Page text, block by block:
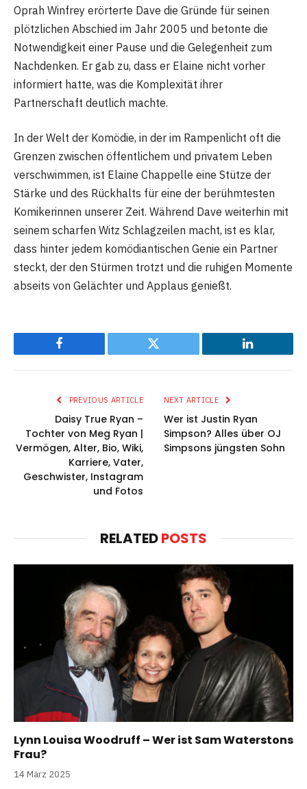
Oprah Winfrey erörterte Dave die Gründe für seinen
plötzlichen Abschied im Jahr 2005 und betonte die
Notwendigkeit einer Pause und die Gelegenheit zum
Nachdenken. Er gab zu, dass er Elaine nicht vorher
informiert hatte, was die Komplexität ihrer
Partnerschaft deutlich machte.
In der Welt der Komödie, in der im Rampenlicht oft die
Grenzen zwischen öffentlichem und privatem Leben
verschwimmen, ist Elaine Chappelle eine Stütze der
Stärke und des Rückhalts für eine der berühmtesten
Komikerinnen unserer Zeit. Während Dave weiterhin mit
seinem scharfen Witz Schlagzeilen macht, ist es klar,
dass hinter jedem komödiantischen Genie ein Partner
steckt, der den Stürmen trotzt und die ruhigen Momente
abseits von Gelächter und Applaus genießt.
Facebook Twitter LinkedIn
PREVIOUS ARTICLE
Daisy True Ryan –
Tochter von Meg Ryan |
Vermögen, Alter, Bio, Wiki,
Karriere, Vater,
Geschwister, Instagram
und Fotos
NEXT ARTICLE
Wer ist Justin Ryan
Simpson? Alles über OJ
Simpsons jüngsten Sohn
RELATEDPOSTS
Lynn Louisa Woodruff – Wer ist Sam Waterstons
Frau?
14 März 2025